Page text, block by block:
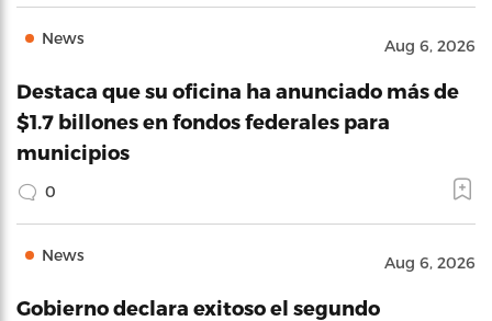
News Aug 6, 2026
Destaca que su oficina ha anunciado más de
$1.7 billones en fondos federales para
municipios
0
News Aug 6, 2026
Gobierno declara exitoso el segundo